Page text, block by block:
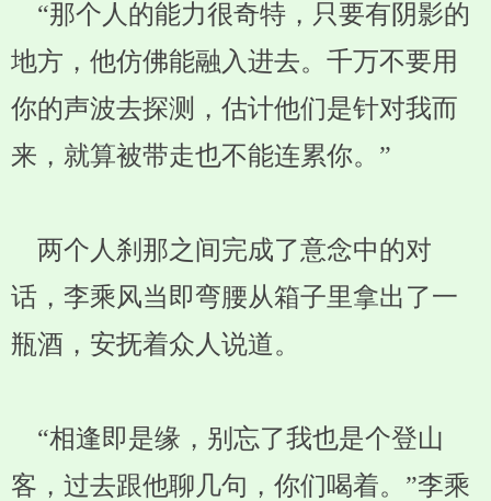
“那个人的能力很奇特，只要有阴影的
地方，他仿佛能融入进去。千万不要用
你的声波去探测，估计他们是针对我而
来，就算被带走也不能连累你。”
两个人刹那之间完成了意念中的对
话，李乘风当即弯腰从箱子里拿出了一
瓶酒，安抚着众人说道。
“相逢即是缘，别忘了我也是个登山
客，过去跟他聊几句，你们喝着。”李乘